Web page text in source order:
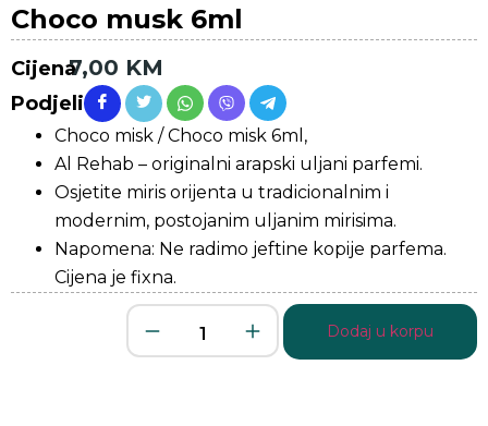
Choco musk 6ml
Cijena7,00 KM
Podjeli
Choco misk / Choco misk 6ml,
Al Rehab – originalni arapski uljani parfemi.
Osjetite miris orijenta u tradicionalnim i
modernim, postojanim uljanim mirisima.
Napomena: Ne radimo jeftine kopije parfema.
Cijena je fixna.
Dodaj u korpu